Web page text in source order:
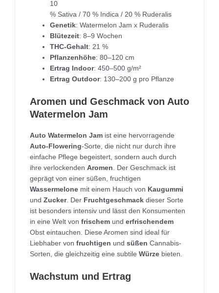
10
% Sativa / 70 % Indica / 20 % Ruderalis
Genetik: Watermelon Jam x Ruderalis
Blütezeit: 8–9 Wochen
THC-Gehalt: 21 %
Pflanzenhöhe: 80–120 cm
Ertrag Indoor: 450–500 g/m²
Ertrag Outdoor: 130–200 g pro Pflanze
Aromen und Geschmack von Auto
Watermelon Jam
Auto Watermelon Jam ist eine hervorragende
Auto-Flowering-Sorte, die nicht nur durch ihre
einfache Pflege begeistert, sondern auch durch
ihre verlockenden Aromen . Der Geschmack ist
geprägt von einer süßen, fruchtigen
Wassermelone mit einem Hauch von Kaugummi
und Zucker. Der Fruchtgeschmack dieser Sorte
ist besonders intensiv und lässt den Konsumenten
in eine Welt von frischem und erfrischendem
Obst eintauchen. Diese Aromen sind ideal für
Liebhaber von fruchtigen und süßen Cannabis-
Sorten, die gleichzeitig eine subtile Würze bieten.
Wachstum und Ertrag